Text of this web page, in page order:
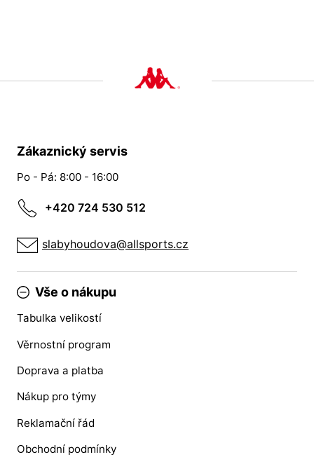
Zákaznický servis
Po - Pá: 8:00 - 16:00
+420 724 530 512
slabyhoudova@allsports.cz
Vše o nákupu
Tabulka velikostí
Věrnostní program
Doprava a platba
Nákup pro týmy
Reklamační řád
Obchodní podmínky